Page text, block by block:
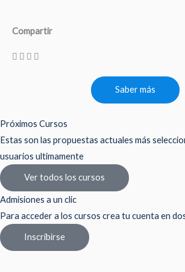
Compartir
Saber más
Próximos Cursos
Estas son las propuestas actuales más
usuarios ultimamente
Ver todos los cursos
Admisiones a un clic
Para acceder a los cursos crea tu cuenta en
Inscribirse